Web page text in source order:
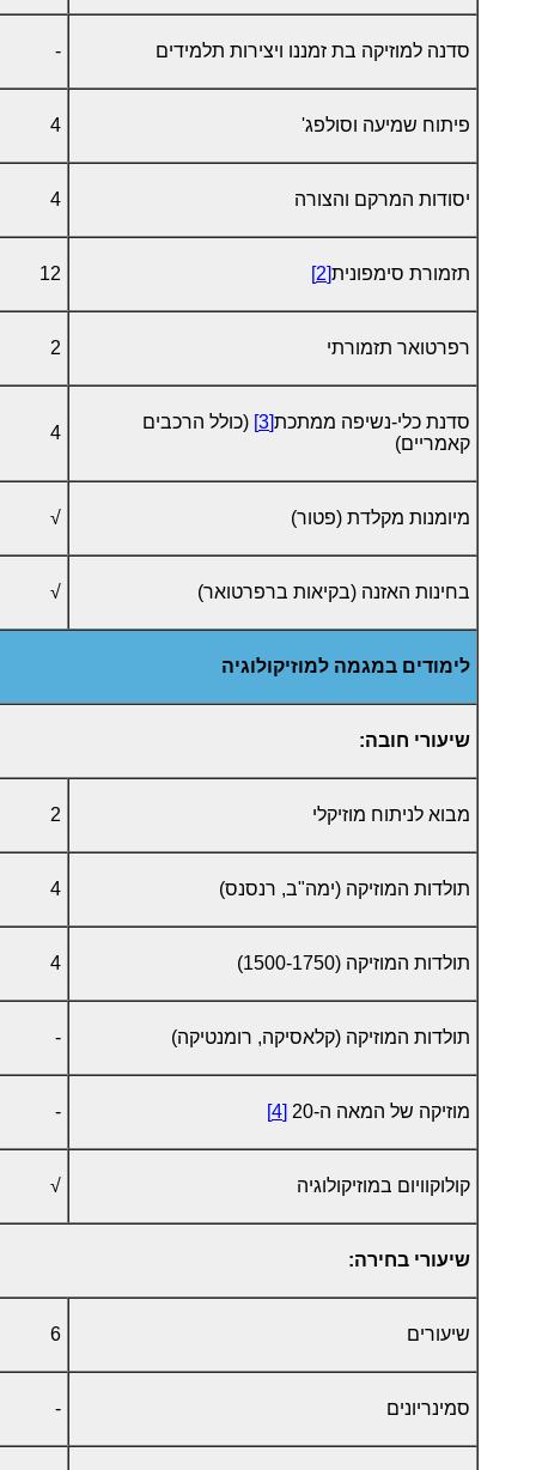
סדנה למוזיקה בת זמננו ויצירות תלמידים -
פיתוח שמיעה וסולפג' 4
יסודות המרקם והצורה 4
תזמורת סימפונית[2]
12
רפרטואר תזמורתי 2
סדנת כלי-נשיפה ממתכת[3]
(כולל הרכבים
קאמריים)
4
מיומנות מקלדת (פטור) √
בחינות האזנה (בקיאות ברפרטואר) √
לימודים במגמה למוזיקולוגיה
שיעורי חובה:
מבוא לניתוח מוזיקלי 2
תולדות המוזיקה (ימה"ב, רנסנס) 4
תולדות המוזיקה (1500-1750) 4
תולדות המוזיקה (קלאסיקה, רומנטיקה) -
מוזיקה של המאה ה-20 [4]
-
קולוקוויום במוזיקולוגיה √
שיעורי בחירה:
שיעורים 6
סמינריונים -